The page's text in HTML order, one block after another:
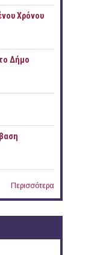
Χρόνου
Δήμο
Περισσότερα